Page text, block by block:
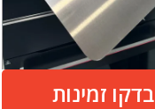
בדקו זמינות